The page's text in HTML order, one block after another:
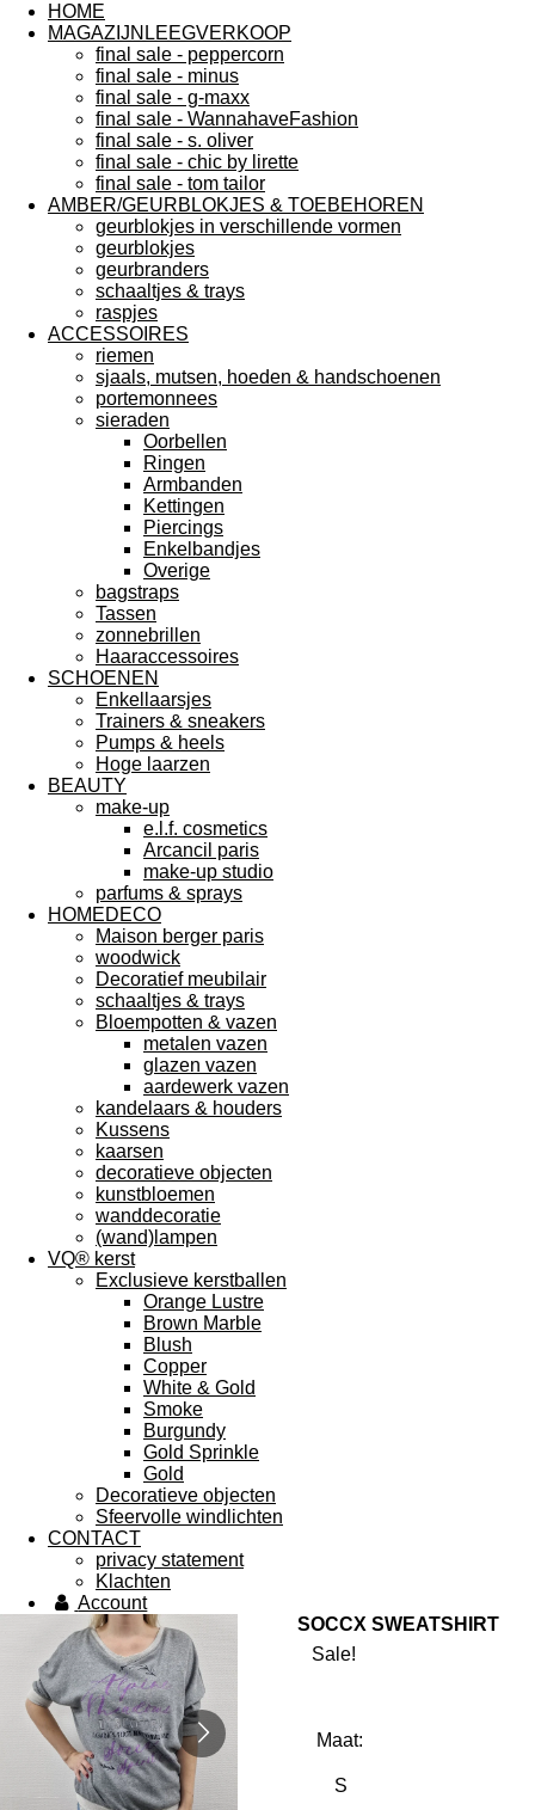
HOME
MAGAZIJNLEEGVERKOOP
final sale - peppercorn
final sale - minus
final sale - g-maxx
final sale - WannahaveFashion
final sale - s. oliver
final sale - chic by lirette
final sale - tom tailor
AMBER/GEURBLOKJES & TOEBEHOREN
geurblokjes in verschillende vormen
geurblokjes
geurbranders
schaaltjes & trays
raspjes
ACCESSOIRES
riemen
sjaals, mutsen, hoeden & handschoenen
portemonnees
sieraden
Oorbellen
Ringen
Armbanden
Kettingen
Piercings
Enkelbandjes
Overige
bagstraps
Tassen
zonnebrillen
Haaraccessoires
SCHOENEN
Enkellaarsjes
Trainers & sneakers
Pumps & heels
Hoge laarzen
BEAUTY
make-up
e.l.f. cosmetics
Arcancil paris
make-up studio
parfums & sprays
HOMEDECO
Maison berger paris
woodwick
Decoratief meubilair
schaaltjes & trays
Bloempotten & vazen
metalen vazen
glazen vazen
aardewerk vazen
kandelaars & houders
Kussens
kaarsen
decoratieve objecten
kunstbloemen
wanddecoratie
(wand)lampen
VQ® kerst
Exclusieve kerstballen
Orange Lustre
Brown Marble
Blush
Copper
White & Gold
Smoke
Burgundy
Gold Sprinkle
Gold
Decoratieve objecten
Sfeervolle windlichten
CONTACT
privacy statement
Klachten
Account
SOCCX SWEATSHIRT
Sale!
Maat: